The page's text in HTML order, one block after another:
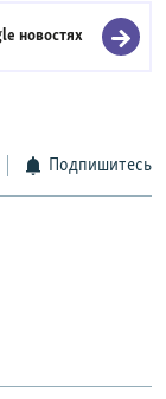
новостях
Подпишитесь